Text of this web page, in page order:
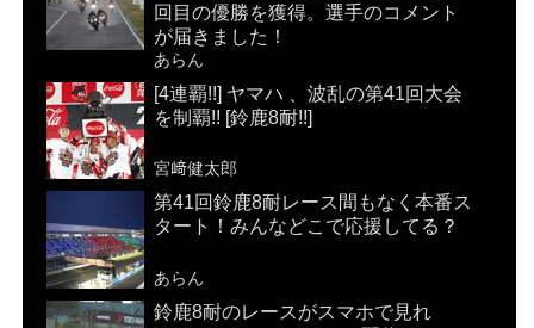
回目の優勝を獲得。選手のコメント
が届きました！
あらん
[4連覇!!] ヤマハ 、波乱の第41回大会
を制覇!! [鈴鹿8耐!!]
宮﨑健太郎
第41回鈴鹿8耐レース間もなく本番ス
タート！みんなどこで応援してる？
あらん
鈴鹿8耐のレースがスマホで見れ